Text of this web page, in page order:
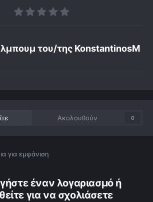
του/της KonstantinosM
Ακολουθούν 0
για εμφάνιση
έναν λογαριασμό ή
για να σχολιάσετε